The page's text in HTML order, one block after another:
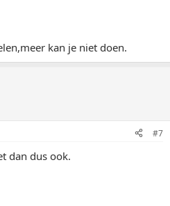
kan je niet doen.
#7
dan dus ook.